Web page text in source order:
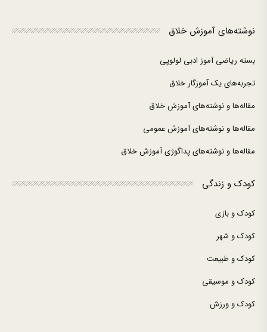
نوشته‌های آموزش خلاق
بسته ریاضی آموز ادبی لولوپی
تجربه‌های یک آموزگار خلاق
مقاله‌ها و نوشته‌های آموزش خلاق
مقاله‌ها و نوشته‌های آموزش عمومی
مقاله‌ها و نوشته‌های پداگوژی آموزش خلاق
کودک و زندگی
کودک و بازی
کودک و شهر
کودک و طبیعت
کودک و موسیقی
کودک و ورزش